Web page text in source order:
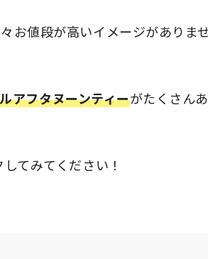
お値段が高いイメージがありま
アフタヌーンティーがたくさん
てみてください！